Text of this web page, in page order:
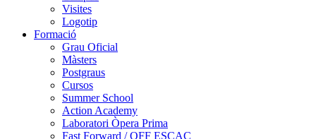
Visites
Logotip
Formació
Grau Oficial
Màsters
Postgraus
Cursos
Summer School
Action Academy
Laboratori Òpera Prima
Fast Forward / OFF ESCAC